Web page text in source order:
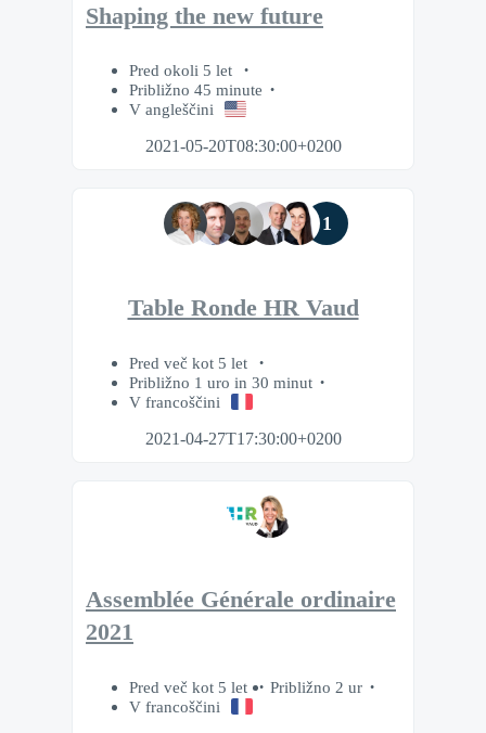
Shaping the new future
Pred okoli 5 let
Približno 45 minute
V angleščini
2021-05-20T08:30:00+0200
1
Table Ronde HR Vaud
Pred več kot 5 let
Približno 1 uro in 30 minut
V francoščini
2021-04-27T17:30:00+0200
Assemblée Générale ordinaire
2021
Pred več kot 5 let
Približno 2 ur
V francoščini